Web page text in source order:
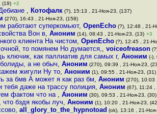
(19) +2
, Котофалк (?), 15:13 , 21-Ноя-23, (137)
(270), 16:43 , 21-Ноя-23, (158)
работают суперкомьют, OpenEcho (?), 12:48 , 21-
Вон в, Аноним (14), 08:43 , 21-Ноя-23, (13) +3
клиента На чистом, OpenEcho (?), 12:45 , 21-
то помянем Но думается,, voiceofreason
ключик, как паллиатив для самых г, Аноним (-),
а не обыч, Аноним (270), 09:39 , 21-Ноя-23,
жигули Ну то, Аноним (1), 09:55 , 21-Ноя-23, (31)
за бмв А может я как раз бм, Аноним (270), 10:03
даже на трассу полиция, Аноним (67), 11:24 ,
фактом что на , Аноним (30), 09:53 , 21-Ноя-23, (30)
бздя якобы луч, Аноним (1), 10:20 , 21-Ноя-23,
, all_glory_to_the_hypnotoad (ok), 13:16 , 21-